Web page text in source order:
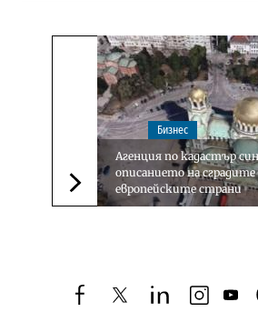
Следваща новина
Бизнес
Агенция по кадастър
описанието на сградите
европейските страни
facebooktwitterlinkedin